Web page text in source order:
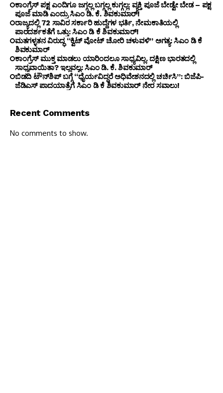
ಕಾಂಗ್ರೆಸ್ ಪಕ್ಷ ಎಂದಿಗೂ ಜಗ್ಗಲ್ಲ ಬಗ್ಗಲ್ಲ ಕುಗ್ಗಲ್ಲ: ವ್ಯಕ್ತಿ ಪೂಜೆ ಬೇಡ್ವೇ ಬೇಡ – ಪಕ್ಷ
ಪೂಜೆ ಮಾಡಿ ಎಂದ್ರು ಸಿಎಂ ಡಿ. ಕೆ. ಶಿವಕುಮಾರ್!
ರಾಜ್ಯದಲ್ಲಿ 72 ಸಾವಿರ ಸರ್ಕಾರಿ ಹುದ್ದೆಗಳ ಭರ್ತಿ, ನೇಮಕಾತಿಯಲ್ಲಿ
ಪಾರದರ್ಶಕತೆಗೆ ಒತ್ತು: ಸಿಎಂ ಡಿ ಕೆ ಶಿವಕುಮಾರ್!
ಮತಗಳ್ಳತನ ವಿರುದ್ಧ “ಕ್ವಿಟ್ ವೋಟ್ ಚೋರಿ ಚಳುವಳಿ” ಅಗತ್ಯ: ಸಿಎಂ ಡಿ ಕೆ
ಶಿವಕುಮಾರ್
ಕಾಂಗ್ರೆಸ್ ಮುಕ್ತ ಮಾಡಲು ಯಾರಿಂದಲೂ ಸಾಧ್ಯವಿಲ್ಲ. ದಕ್ಷಿಣ ಭಾರತದಲ್ಲಿ
ಸಾಧ್ಯವಾಯಿತಾ? ಇಲ್ಲವಲ್ವ: ಸಿಎಂ ಡಿ. ಕೆ. ಶಿವಕುಮಾರ್
ಬಿಡದಿ ಟೌನ್‌ಶಿಪ್ ಬಗ್ಗೆ “ಧೈರ್ಯವಿದ್ದರೆ ಅಧಿವೇಶನದಲ್ಲಿ ಚರ್ಚಿಸಿ”: ಬಿಜೆಪಿ-
ಜೆಡಿಎಸ್ ಪಾದಯಾತ್ರೆಗೆ ಸಿಎಂ ಡಿ ಕೆ ಶಿವಕುಮಾರ್ ನೇರ ಸವಾಲು!
Recent Comments
No comments to show.